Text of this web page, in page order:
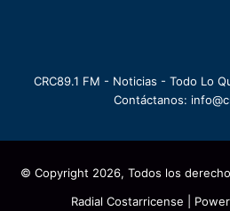
CRC89.1 FM - Noticias - Todo Lo
Contáctanos:
© Copyright 2026, Todos los
Radial Costarricense |